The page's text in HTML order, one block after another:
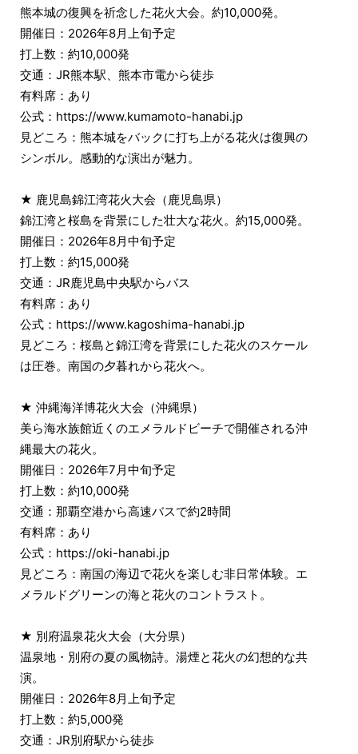
熊本城の復興を祈念した花火大会。約10,000発。
開催日：2026年8月上旬予定
打上数：約10,000発
交通：JR熊本駅、熊本市電から徒歩
有料席：あり
公式：https://www.kumamoto-hanabi.jp
見どころ：熊本城をバックに打ち上がる花火は復興の
シンボル。感動的な演出が魅力。
★ 鹿児島錦江湾花火大会（鹿児島県）
錦江湾と桜島を背景にした壮大な花火。約15,000発。
開催日：2026年8月中旬予定
打上数：約15,000発
交通：JR鹿児島中央駅からバス
有料席：あり
公式：https://www.kagoshima-hanabi.jp
見どころ：桜島と錦江湾を背景にした花火のスケール
は圧巻。南国の夕暮れから花火へ。
★ 沖縄海洋博花火大会（沖縄県）
美ら海水族館近くのエメラルドビーチで開催される沖
縄最大の花火。
開催日：2026年7月中旬予定
打上数：約10,000発
交通：那覇空港から高速バスで約2時間
有料席：あり
公式：https://oki-hanabi.jp
見どころ：南国の海辺で花火を楽しむ非日常体験。エ
メラルドグリーンの海と花火のコントラスト。
★ 別府温泉花火大会（大分県）
温泉地・別府の夏の風物詩。湯煙と花火の幻想的な共
演。
開催日：2026年8月上旬予定
打上数：約5,000発
交通：JR別府駅から徒歩